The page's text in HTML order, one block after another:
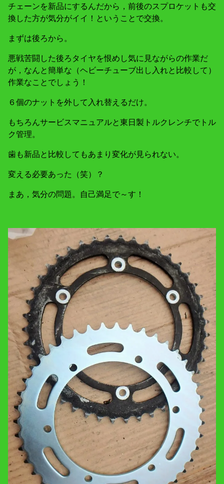
チェーンを新品にするんだから，前後のスプロケットも交
換した方が気分がイイ！ということで交換。
まずは後ろから。
悪戦苦闘した後ろタイヤを恨めし気に見ながらの作業だ
が，なんと簡単な（ヘビーチューブ出し入れと比較して）
作業なことでしょう！
６個のナットを外して入れ替えるだけ。
もちろんサービスマニュアルと東日製トルクレンチでトル
ク管理。
歯も新品と比較してもあまり変化が見られない。
変える必要あった（笑）？
まあ，気分の問題。自己満足で～す！